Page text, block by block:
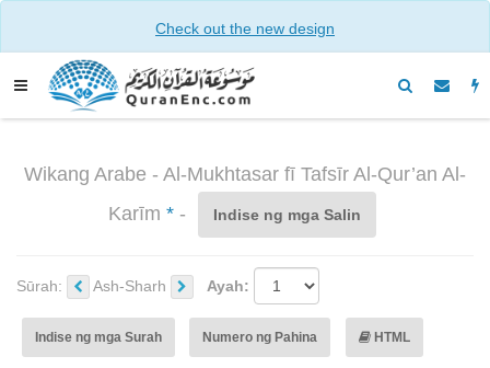
Check out the new design
Wikang Arabe - Al-Mukhtasar fī Tafsīr Al-Qur’an Al-
Karīm *- Indise ng mga Salin
Sūrah: Ash-Sharh Ayah:
Indise ng mga Surah Numero ng Pahina HTML